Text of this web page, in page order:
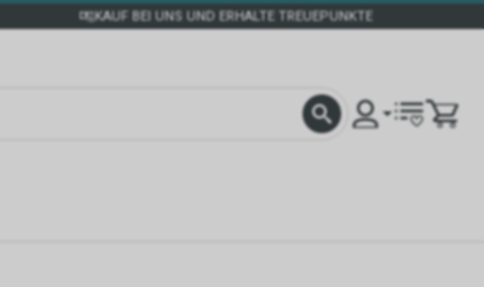
KAUF BEI UNS UND ERHALTE TREUEPUNKTE